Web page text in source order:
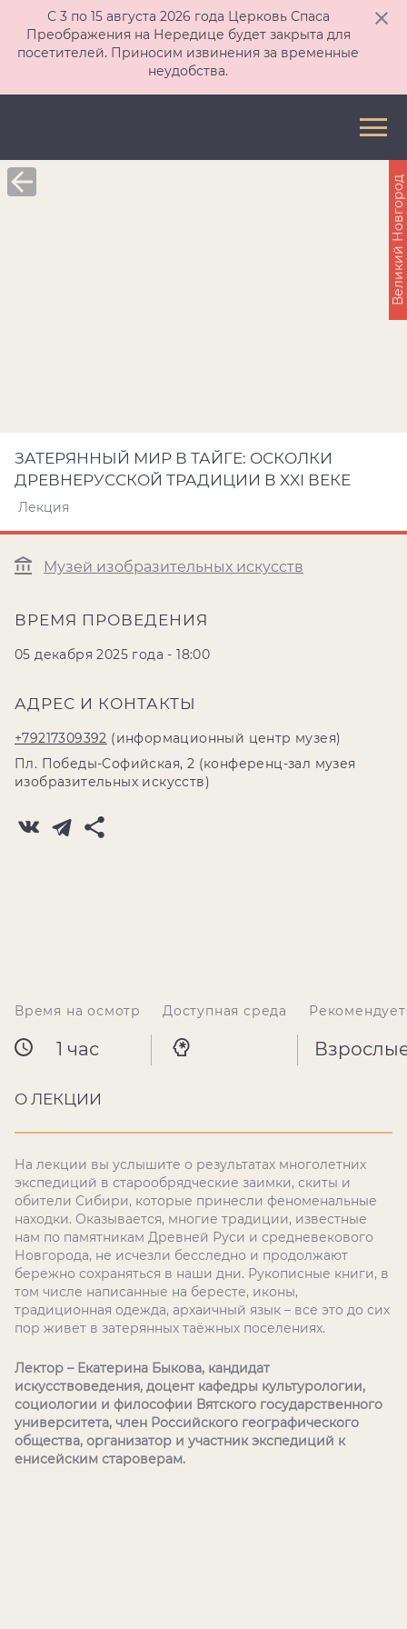
С 3 по 15 августа 2026 года Церковь Спаса
Преображения на Нередице будет закрыта для
посетителей. Приносим извинения за временные
неудобства.
ЗАТЕРЯННЫЙ МИР В ТАЙГЕ: ОСКОЛКИ
ДРЕВНЕРУССКОЙ ТРАДИЦИИ В XXI ВЕКЕ
Лекция
Музей изобразительных искусств
ВРЕМЯ ПРОВЕДЕНИЯ
05 декабря 2025 года - 18:00
АДРЕС И КОНТАКТЫ
+79217309392 (информационный центр музея)
Пл. Победы-Софийская, 2 (конференц-зал музея
изобразительных искусств)
Великий Новгород
Время на осмотр
1 час
Доступная среда
О ЛЕКЦИИ
На лекции вы услышите о результатах многолетних
экспедиций в старообрядческие заимки, скиты и
обители Сибири, которые принесли феноменальные
находки. Оказывается, многие традиции, известные
нам по памятникам Древней Руси и средневекового
Новгорода, не исчезли бесследно и продолжают
бережно сохраняться в наши дни. Рукописные книги, в
том числе написанные на бересте, иконы,
традиционная одежда, архаичный язык – все это до сих
пор живет в затерянных таёжных поселениях.
Лектор – Екатерина Быкова, кандидат
искусствоведения, доцент кафедры культурологии,
социологии и философии Вятского государственного
университета, член Российского географического
общества, организатор и участник экспедиций к
енисейским староверам.